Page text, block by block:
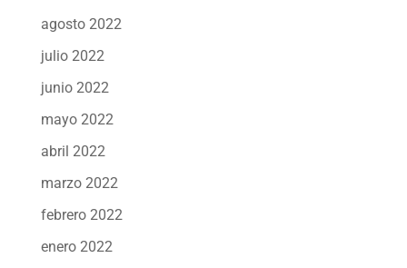
agosto 2022
julio 2022
junio 2022
mayo 2022
abril 2022
marzo 2022
febrero 2022
enero 2022